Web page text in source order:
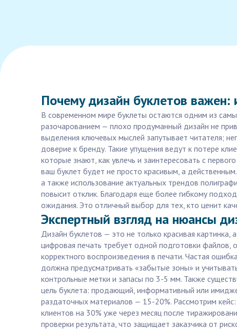
Почему дизайн буклетов важен:
В современном мире буклеты остаются одним из
разочарованием — плохо продуманный дизайн не
выделения ключевых мыслей запутывает читателя;
доверие к бренду. Такие упущения ведут к потере
которые знают, как увлечь и заинтересовать с
ваш буклет будет не просто красивым, а
а также использование актуальных трендов
повысит отклик. Благодаря еще более гибкому
ожидания. Это отличный выбор для тех, кто ценит
Экспертный взгляд на нюансы
Дизайн буклетов — это не только красивая
цифровая печать требует одной подготовки
корректного воспроизведения в печати. Частая
должна предусматривать «забытые зоны» и
контрольные метки и запасы по 3-5 мм. Также
цель буклета: продающий, информативный или
раздаточных материалов — 15-20%. Рассмотрим
клиентов на 30% уже через месяц после
проверки результата, что защищает заказчика от